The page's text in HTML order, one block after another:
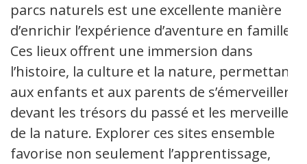
parcs naturels est une excellente manière
d’enrichir l’expérience d’aventure en famille.
Ces lieux offrent une immersion dans
l’histoire, la culture et la nature, permettant
aux enfants et aux parents de s’émerveiller
devant les trésors du passé et les merveilles
de la nature. Explorer ces sites ensemble
favorise non seulement l’apprentissage,